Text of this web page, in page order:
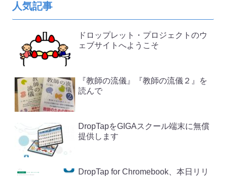
人気記事
ドロップレット・プロジェクトのウ
ェブサイトへようこそ
『教師の流儀』『教師の流儀２』を
読んで
DropTapをGIGAスクール端末に無償
提供します
DropTap for Chromebook、本日リリ